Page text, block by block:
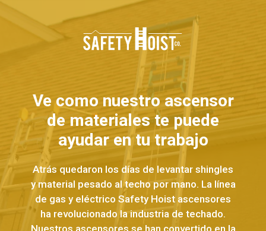
Ve como nuestro ascensor
de materiales te puede
ayudar en tu trabajo
Atrás quedaron los días de levantar shingles
y material pesado al techo por mano. La línea
de gas y eléctrico Safety Hoist ascensores
ha revolucionado la industria de techado.